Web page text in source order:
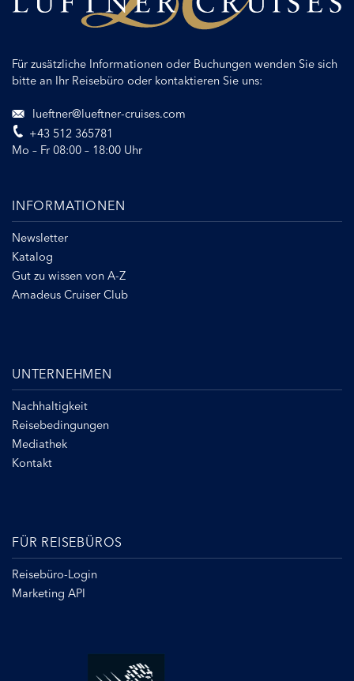
Für zusätzliche Informationen oder Buchungen wenden Sie sich
bitte an Ihr Reisebüro oder kontaktieren Sie uns:
lueftner@lueftner-cruises.com
+43 512 365781
Mo – Fr 08:00 – 18:00 Uhr
INFORMATIONEN
Newsletter
Katalog
Gut zu wissen von A-Z
Amadeus Cruiser Club
UNTERNEHMEN
Nachhaltigkeit
Reisebedingungen
Mediathek
Kontakt
FÜR REISEBÜROS
Reisebüro-Login
Marketing API